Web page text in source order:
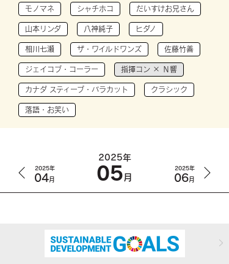
モノマネ シャチホコ だいすけお兄さん
山本リンダ 八神純子 ヒダノ
相川七瀬 ザ・ワイルドワンズ 佐藤竹善
ジェイコブ・コーラー 指揮コン × Ｎ響
カナダ スティーブ・バラカット クラシック
落語・お笑い
2025年
04月
2025年
05月
2025年
06月